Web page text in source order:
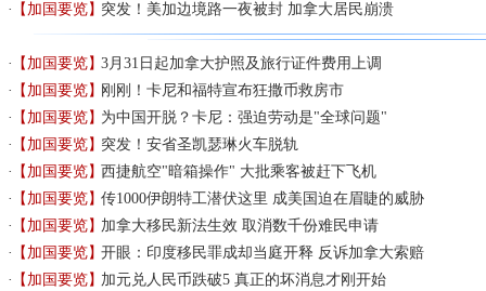
【加国要览】突发！美加边境路一夜被封 加拿大居民崩溃
【加国要览】3月31日起加拿大护照及旅行证件费用上调
【加国要览】 刚刚！卡尼和福特宣布狂撒币救房市
【加国要览】为中国开脱？卡尼：强迫劳动是"全球问题"
【加国要览】突发！安省圣凯瑟琳火车脱轨
【加国要览】西捷航空"暗箱操作" 大批乘客被赶下飞机
【加国要览】传1000伊朗特工潜伏这里 成美国迫在眉睫的威胁
【加国要览】加拿大移民新法生效 取消数千份难民申请
【加国要览】开眼：印度移民罪成却当庭开释 反诉加拿大索赔
【加国要览】加元兑人民币跌破5 真正的坏消息才刚开始